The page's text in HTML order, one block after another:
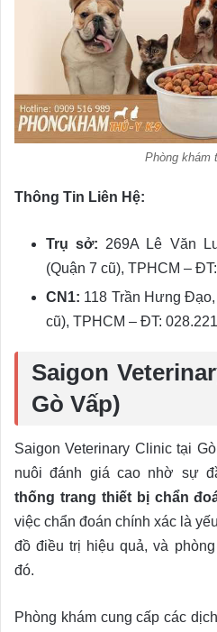
Phòng khám
Thông Tin Liên Hệ:
Trụ sở: 269A Lê Văn
(Quận 7 cũ), TPHCM –
CN1: 118 Trần Hưng
cũ), TPHCM – ĐT:
Saigon
Gò Vấp)
Saigon Veterinary Clinic tại
nuôi đánh giá cao nhờ sự
thống trang thiết bị chẩn
việc chẩn đoán chính xác là
đồ điều trị hiệu quả, và
đó.
Phòng khám cung cấp các